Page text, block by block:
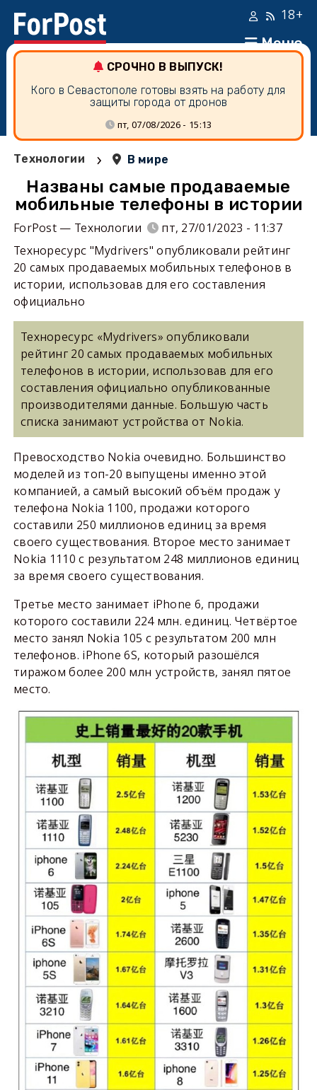
Меню
18+
СРОЧНО В ВЫПУСК!
Кого в Севастополе готовы взять на работу для
защиты города от дронов
пт, 07/08/2026 - 15:13
Технологии › В мире
Названы самые продаваемые
мобильные телефоны в истории
ForPost — Технологии
пт, 27/01/2023 - 11:37
Техноресурс "Mydrivers'' опубликовали рейтинг
20 самых продаваемых мобильных телефонов в
истории, использовав для его составления
официально
Техноресурс «Mydrivers» опубликовали
рейтинг 20 самых продаваемых мобильных
телефонов в истории, использовав для его
составления официально опубликованные
производителями данные. Большую часть
списка занимают устройства от Nokia.
Превосходство Nokia очевидно. Большинство
моделей из топ-20 выпущены именно этой
компанией, а самый высокий объём продаж у
телефона Nokia 1100, продажи которого
составили 250 миллионов единиц за время
своего существования. Второе место занимает
Nokia 1110 с результатом 248 миллионов единиц
за время своего существования.
Третье место занимает iPhone 6, продажи
которого составили 224 млн. единиц. Четвёртое
место занял Nokia 105 с результатом 200 млн
телефонов. iPhone 6S, который разошёлся
тиражом более 200 млн устройств, занял пятое
место.